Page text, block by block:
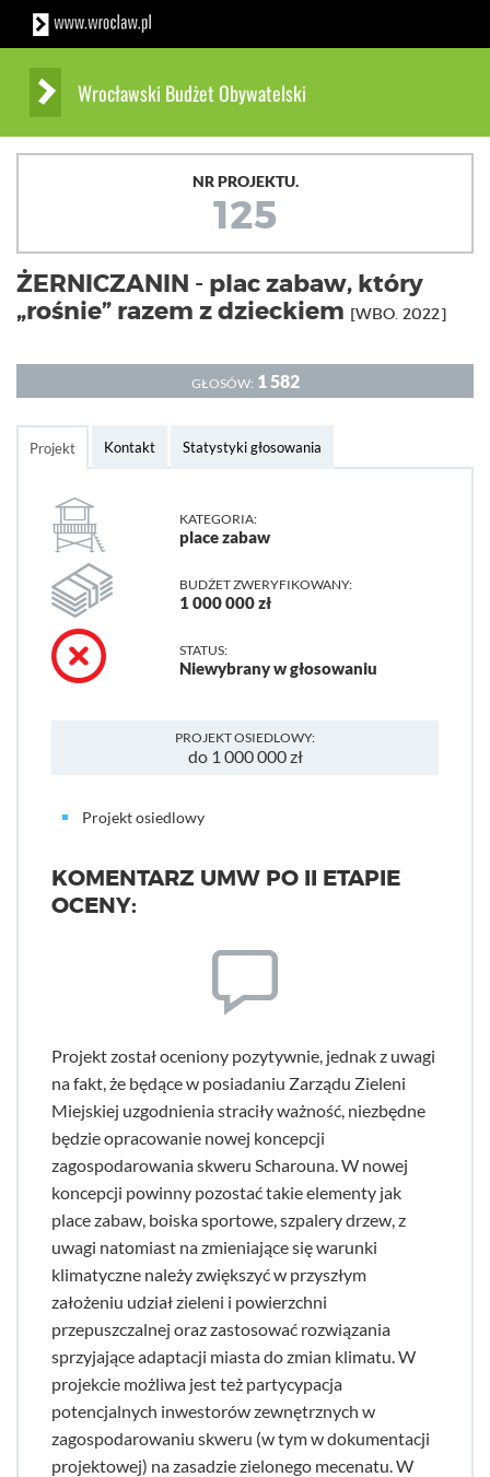
Wrocławski Budżet Obywatelski
NR PROJEKTU.
125
ŻERNICZANIN - plac zabaw, który
„rośnie” razem z dzieckiem [WBO. 2022]
GŁOSÓW: 1 582
Projekt Kontakt Statystyki głosowania
KATEGORIA:
place zabaw
BUDŻET ZWERYFIKOWANY:
1 000 000 zł
STATUS:
Niewybrany w głosowaniu
PROJEKT OSIEDLOWY:
do 1 000 000 zł
Projekt osiedlowy
KOMENTARZ UMW PO II ETAPIE
OCENY:
Projekt został oceniony pozytywnie, jednak z uwagi
na fakt, że będące w posiadaniu Zarządu Zieleni
Miejskiej uzgodnienia straciły ważność, niezbędne
będzie opracowanie nowej koncepcji
zagospodarowania skweru Scharouna. W nowej
koncepcji powinny pozostać takie elementy jak
place zabaw, boiska sportowe, szpalery drzew, z
uwagi natomiast na zmieniające się warunki
klimatyczne należy zwiększyć w przyszłym
założeniu udział zieleni i powierzchni
przepuszczalnej oraz zastosować rozwiązania
sprzyjające adaptacji miasta do zmian klimatu. W
projekcie możliwa jest też partycypacja
potencjalnych inwestorów zewnętrznych w
zagospodarowaniu skweru (w tym w dokumentacji
projektowej) na zasadzie zielonego mecenatu. W